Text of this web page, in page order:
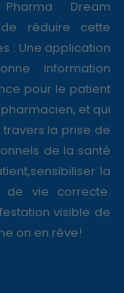
Dream
réduire cette
: Une application
information
pour le patient
et qui
la prise de
de la santé
la
de vie correcte.
visible de
on en rêve!